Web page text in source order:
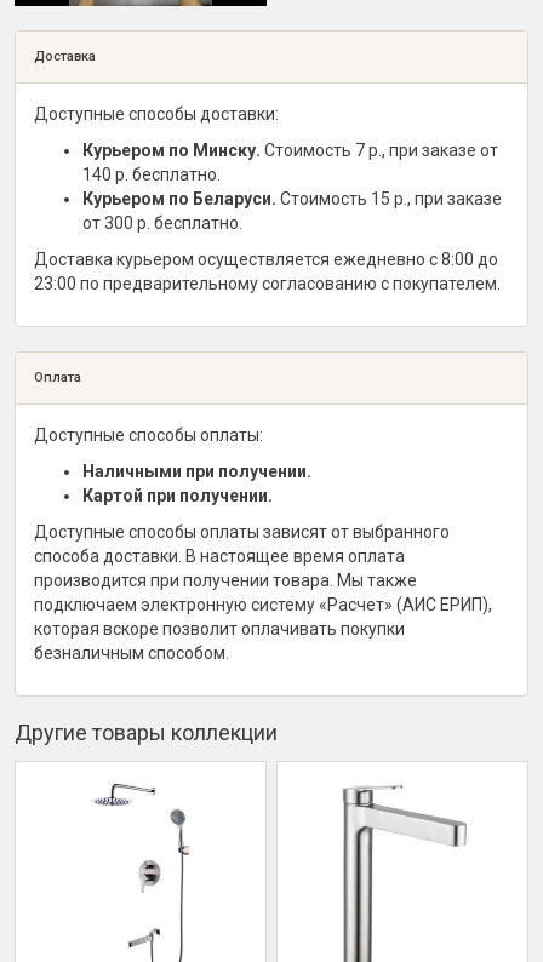
Доставка
Доступные способы доставки:
Курьером по Минску. Стоимость 7 р., при заказе от
140 р. бесплатно.
Курьером по Беларуси. Стоимость 15 р., при заказе
от 300 р. бесплатно.
Доставка курьером осуществляется ежедневно с 8:00 до
23:00 по предварительному согласованию с покупателем.
Оплата
Доступные способы оплаты:
Наличными при получении.
Картой при получении.
Доступные способы оплаты зависят от выбранного
способа доставки. В настоящее время оплата
производится при получении товара. Мы также
подключаем электронную систему «Расчет» (АИС ЕРИП),
которая вскоре позволит оплачивать покупки
безналичным способом.
Другие товары коллекции